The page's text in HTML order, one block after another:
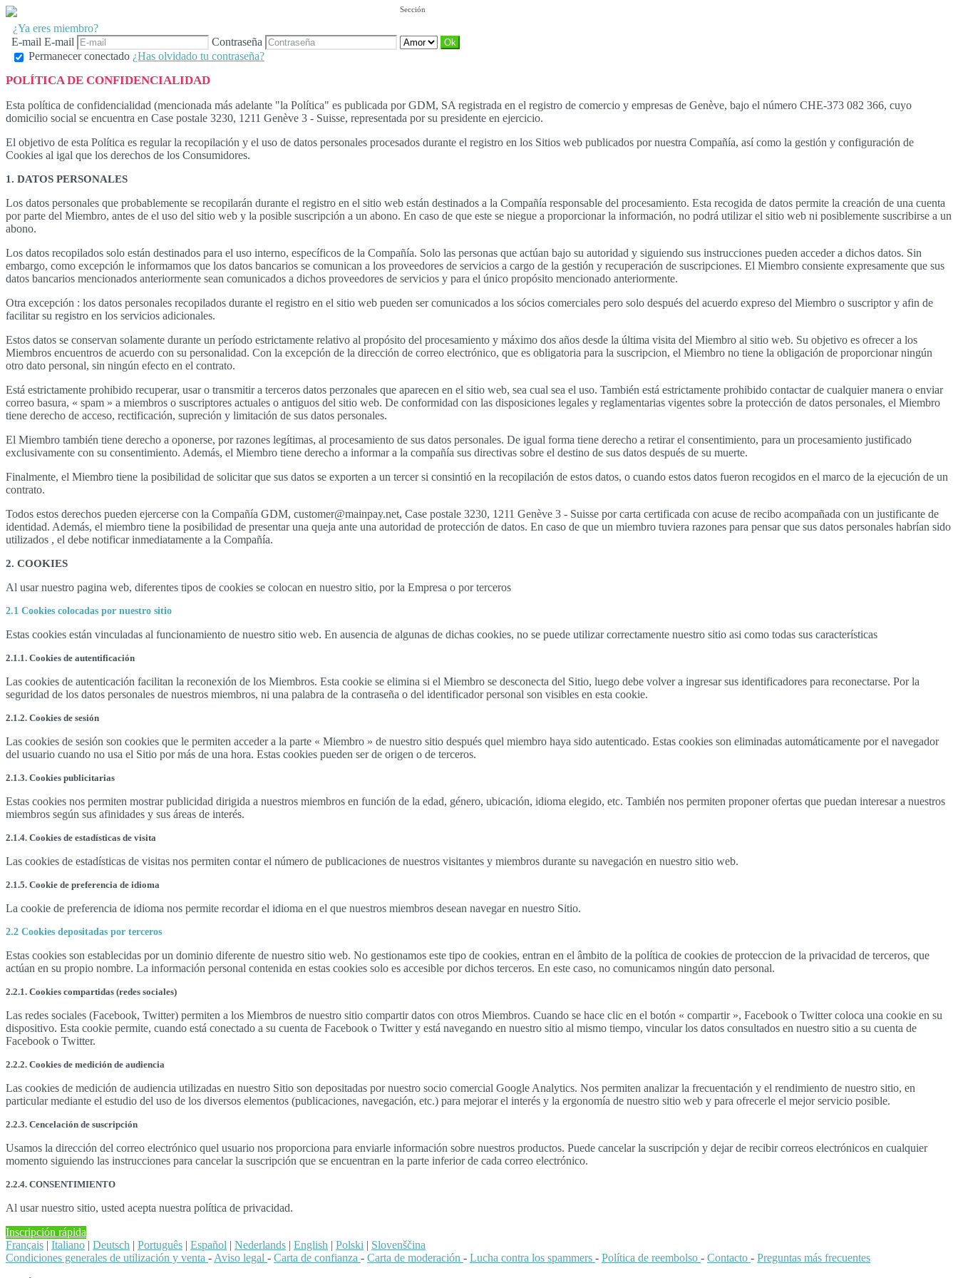
¿Ya eres miembro?
E-mail E-mail Contraseña
Sección
Permanecer conectado ¿Has olvidado tu contraseña?
POLÍTICA DE CONFIDENCIALIDAD
Esta política de confidencialidad (mencionada más adelante "la Política" es publicada por GDM, SA registrada en el registro de comercio y empresas de Genève, bajo el número CHE-373 082 366, cuyo
domicilio social se encuentra en Case postale 3230, 1211 Genève 3 - Suisse, representada por su presidente en ejercicio.
El objetivo de esta Política es regular la recopilación y el uso de datos personales procesados durante el registro en los Sitios web publicados por nuestra Compañía, así como la gestión y configuración de
Cookies al igal que los derechos de los Consumidores.
1. DATOS PERSONALES
Los datos personales que probablemente se recopilarán durante el registro en el sitio web están destinados a la Compañía responsable del procesamiento. Esta recogida de datos permite la creación de una cuenta
por parte del Miembro, antes de el uso del sitio web y la posible suscripción a un abono. En caso de que este se niegue a proporcionar la información, no podrá utilizar el sitio web ni posiblemente suscribirse a un
abono.
Los datos recopilados solo están destinados para el uso interno, específicos de la Compañía. Solo las personas que actúan bajo su autoridad y siguiendo sus instrucciones pueden acceder a dichos datos. Sin
embargo, como excepción le informamos que los datos bancarios se comunican a los proveedores de servicios a cargo de la gestión y recuperación de suscripciones. El Miembro consiente expresamente que sus
datos bancarios mencionados anteriormente sean comunicados a dichos proveedores de servicios y para el único propósito mencionado anteriormente.
Otra excepción : los datos personales recopilados durante el registro en el sitio web pueden ser comunicados a los sócios comerciales pero solo después del acuerdo expreso del Miembro o suscriptor y afin de
facilitar su registro en los servicios adicionales.
Estos datos se conservan solamente durante un período estrictamente relativo al propósito del procesamiento y máximo dos años desde la última visita del Miembro al sitio web. Su objetivo es ofrecer a los
Miembros encuentros de acuerdo con su personalidad. Con la excepción de la dirección de correo electrónico, que es obligatoria para la suscripcion, el Miembro no tiene la obligación de proporcionar ningún
otro dato personal, sin ningún efecto en el contrato.
Está estrictamente prohibido recuperar, usar o transmitir a terceros datos perzonales que aparecen en el sitio web, sea cual sea el uso. También está estrictamente prohibido contactar de cualquier manera o enviar
correo basura, « spam » a miembros o suscriptores actuales o antiguos del sitio web. De conformidad con las disposiciones legales y reglamentarias vigentes sobre la protección de datos personales, el Miembro
tiene derecho de acceso, rectificación, supreción y limitación de sus datos personales.
El Miembro también tiene derecho a oponerse, por razones legítimas, al procesamiento de sus datos personales. De igual forma tiene derecho a retirar el consentimiento, para un procesamiento justificado
exclusivamente con su consentimiento. Además, el Miembro tiene derecho a informar a la compañía sus directivas sobre el destino de sus datos después de su muerte.
Finalmente, el Miembro tiene la posibilidad de solicitar que sus datos se exporten a un tercer si consintió en la recopilación de estos datos, o cuando estos datos fueron recogidos en el marco de la ejecución de un
contrato.
Todos estos derechos pueden ejercerse con la Compañía GDM, customer@mainpay.net, Case postale 3230, 1211 Genève 3 - Suisse por carta certificada con acuse de recibo acompañada con un justificante de
identidad. Además, el miembro tiene la posibilidad de presentar una queja ante una autoridad de protección de datos. En caso de que un miembro tuviera razones para pensar que sus datos personales habrían sido
utilizados , el debe notificar inmediatamente a la Compañía.
2. COOKIES
Al usar nuestro pagina web, diferentes tipos de cookies se colocan en nuestro sitio, por la Empresa o por terceros
2.1 Cookies colocadas por nuestro sitio
Estas cookies están vinculadas al funcionamiento de nuestro sitio web. En ausencia de algunas de dichas cookies, no se puede utilizar correctamente nuestro sitio asi como todas sus características
2.1.1. Cookies de autentificación
Las cookies de autenticación facilitan la reconexión de los Miembros. Esta cookie se elimina si el Miembro se desconecta del Sitio, luego debe volver a ingresar sus identificadores para reconectarse. Por la
seguridad de los datos personales de nuestros miembros, ni una palabra de la contraseña o del identificador personal son visibles en esta cookie.
2.1.2. Cookies de sesión
Las cookies de sesión son cookies que le permiten acceder a la parte « Miembro » de nuestro sitio después quel miembro haya sido autenticado. Estas cookies son eliminadas automáticamente por el navegador
del usuario cuando no usa el Sitio por más de una hora. Estas cookies pueden ser de origen o de terceros.
2.1.3. Cookies publicitarias
Estas cookies nos permiten mostrar publicidad dirigida a nuestros miembros en función de la edad, género, ubicación, idioma elegido, etc. También nos permiten proponer ofertas que puedan interesar a nuestros
miembros según sus afinidades y sus áreas de interés.
2.1.4. Cookies de estadísticas de visita
Las cookies de estadísticas de visitas nos permiten contar el número de publicaciones de nuestros visitantes y miembros durante su navegación en nuestro sitio web.
2.1.5. Cookie de preferencia de idioma
La cookie de preferencia de idioma nos permite recordar el idioma en el que nuestros miembros desean navegar en nuestro Sitio.
2.2 Cookies depositadas por terceros
Estas cookies son establecidas por un dominio diferente de nuestro sitio web. No gestionamos este tipo de cookies, entran en el âmbito de la política de cookies de proteccion de la privacidad de terceros, que
actúan en su propio nombre. La información personal contenida en estas cookies solo es accesible por dichos terceros. En este caso, no comunicamos ningún dato personal.
2.2.1. Cookies compartidas (redes sociales)
Las redes sociales (Facebook, Twitter) permiten a los Miembros de nuestro sitio compartir datos con otros Miembros. Cuando se hace clic en el botón « compartir », Facebook o Twitter coloca una cookie en su
dispositivo. Esta cookie permite, cuando está conectado a su cuenta de Facebook o Twitter y está navegando en nuestro sitio al mismo tiempo, vincular los datos consultados en nuestro sitio a su cuenta de
Facebook o Twitter.
2.2.2. Cookies de medición de audiencia
Las cookies de medición de audiencia utilizadas en nuestro Sitio son depositadas por nuestro socio comercial Google Analytics. Nos permiten analizar la frecuentación y el rendimiento de nuestro sitio, en
particular mediante el estudio del uso de los diversos elementos (publicaciones, navegación, etc.) para mejorar el interés y la ergonomía de nuestro sitio web y para ofrecerle el mejor servicio posible.
2.2.3. Cencelación de suscripción
Usamos la dirección del correo electrónico quel usuario nos proporciona para enviarle información sobre nuestros productos. Puede cancelar la suscripción y dejar de recibir correos electrónicos en cualquier
momento siguiendo las instrucciones para cancelar la suscripción que se encuentran en la parte inferior de cada correo electrónico.
2.2.4. CONSENTIMIENTO
Al usar nuestro sitio, usted acepta nuestra política de privacidad.
Inscripción rápida
Français | Italiano | Deutsch | Português | Español | Nederlands | English | Polski | Slovenščina
Condiciones generales de utilización y venta - Aviso legal - Carta de confianza - Carta de moderación - Lucha contra los spammers - Política de reembolso - Contacto - Preguntas más frecuentes